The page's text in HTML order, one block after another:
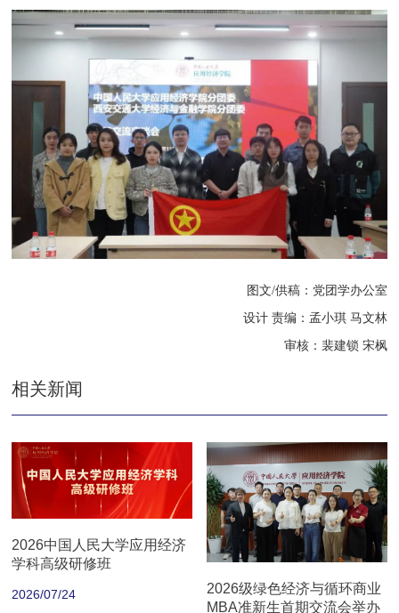
图文/供稿：党团学办公室
设计 责编：孟小琪 马文林
审核：裴建锁 宋枫
相关新闻
2026中国人民大学应用经济
学科高级研修班
2026/07/24
2026级绿色经济与循环商业
MBA准新生首期交流会举办